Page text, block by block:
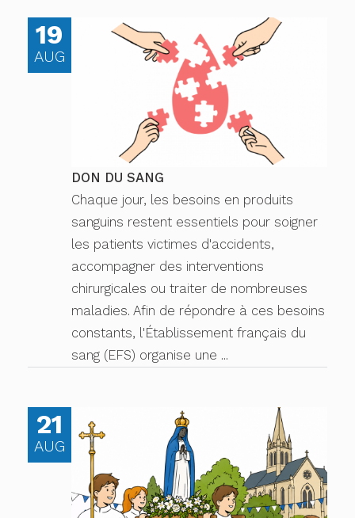
19
AUG
DON DU SANG
Chaque jour, les besoins en produits
sanguins restent essentiels pour soigner
les patients victimes d'accidents,
accompagner des interventions
chirurgicales ou traiter de nombreuses
maladies. Afin de répondre à ces besoins
constants, l'Établissement français du
sang (EFS) organise une ...
21
AUG